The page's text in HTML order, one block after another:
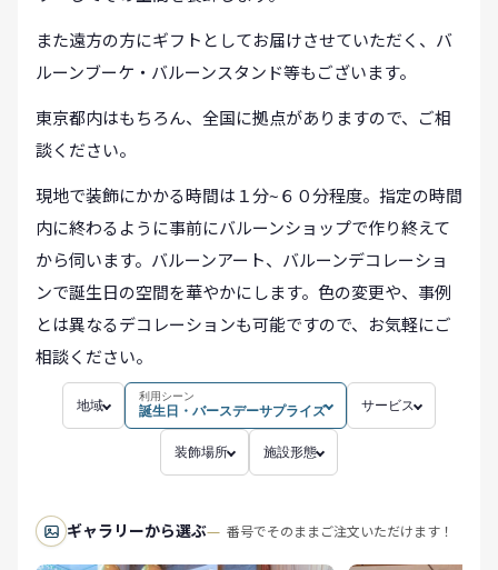
また遠方の方にギフトとしてお届けさせていただく、バ
ルーンブーケ・バルーンスタンド等もございます。
東京都内はもちろん、全国に拠点がありますので、ご相
談ください。
現地で装飾にかかる時間は１分~６０分程度。指定の時間
内に終わるように事前にバルーンショップで作り終えて
から伺います。バルーンアート、バルーンデコレーショ
ンで誕生日の空間を華やかにします。色の変更や、事例
とは異なるデコレーションも可能ですので、お気軽にご
相談ください。
地域
利用シーン
誕生日・バースデーサプライズ サービス
装飾場所 施設形態
ギャラリーから選ぶ 番号でそのままご注文いただけます！